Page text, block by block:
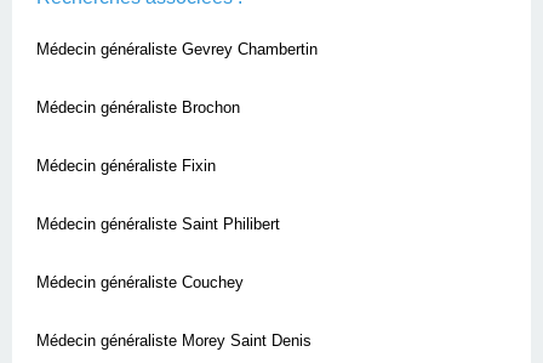
Médecin généraliste Gevrey Chambertin
Médecin généraliste Brochon
Médecin généraliste Fixin
Médecin généraliste Saint Philibert
Médecin généraliste Couchey
Médecin généraliste Morey Saint Denis